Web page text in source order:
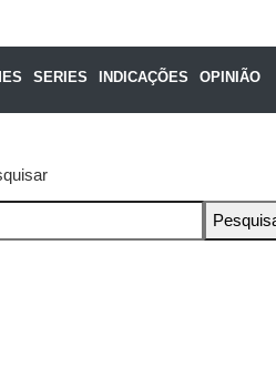
SERIES INDICAÇÕES OPINIÃO